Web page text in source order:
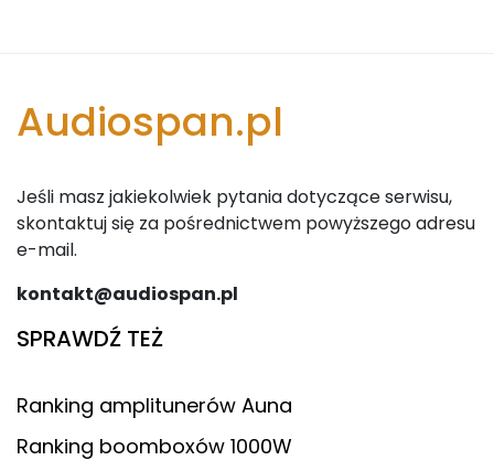
Audiospan.pl
Jeśli masz jakiekolwiek pytania dotyczące serwisu,
skontaktuj się za pośrednictwem powyższego adresu
e-mail.
kontakt@audiospan.pl
SPRAWDŹ TEŻ
Ranking amplitunerów Auna
Ranking boomboxów 1000W